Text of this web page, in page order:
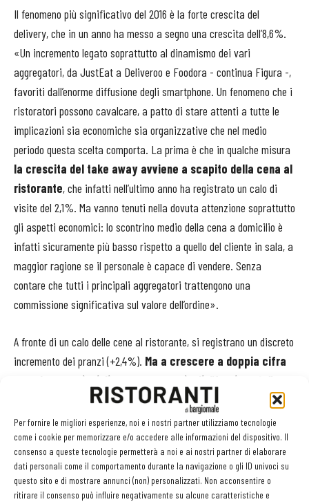
Per fornire le migliori esperienze, noi e i nostri partner utilizziamo tecnologie
come i cookie per memorizzare e/o accedere alle informazioni del dispositivo. Il
consenso a queste tecnologie permetterà a noi e ai nostri partner di elaborare
dati personali come il comportamento durante la navigazione o gli ID univoci su
questo sito e di mostrare annunci (non) personalizzati. Non acconsentire o
ritirare il consenso può influire negativamente su alcune caratteristiche e
Il fenomeno più significativo del 2016 è la forte crescita del
delivery, che in un anno ha messo a segno una crescita dell’8,6%.
«Un incremento legato soprattutto al dinamismo dei vari
aggregatori, da JustEat a Deliveroo e Foodora - continua Figura -,
favoriti dall’enorme diffusione degli smartphone. Un fenomeno che i
ristoratori possono cavalcare, a patto di stare attenti a tutte le
implicazioni sia economiche sia organizzative che nel medio
periodo questa scelta comporta. La prima è che in qualche misura
la crescita del take away avviene a scapito della cena al
ristorante, che infatti nell’ultimo anno ha registrato un calo di
visite del 2,1%. Ma vanno tenuti nella dovuta attenzione soprattutto
gli aspetti economici: lo scontrino medio della cena a domicilio è
infatti sicuramente più basso rispetto a quello del cliente in sala, a
maggior ragione se il personale è capace di vendere. Senza
contare che tutti i principali aggregatori trattengono una
commissione significativa sul valore dell’ordine».
A fronte di un calo delle cene al ristorante, si registrano un discreto
incremento dei pranzi (+2,4%). Ma a crescere a doppia cifra
sono le occasioni di consumo marginali, “fuori pasto”
differenza tra bar e ristoranti è sempre più sfumata - spiega
Figura -. E i ristoranti che hanno colto questa tendenza
all’ibridazione, allargando la propria offerta a formule come
l’aperitivo o il brunch oppure ampliando gli orari di attività oltre le
fasce orarie canoniche, hanno saputo ottenere risultati
interessanti».